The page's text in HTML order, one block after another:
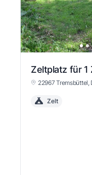
22967 Tremsbüttel,
Zelt